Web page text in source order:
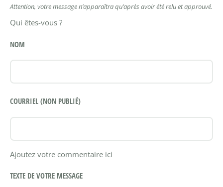
Attention, votre message n’apparaîtra qu’après avoir été relu et approuvé.
Qui êtes-vous ?
NOM
COURRIEL (NON PUBLIÉ)
Ajoutez votre commentaire ici
TEXTE DE VOTRE MESSAGE